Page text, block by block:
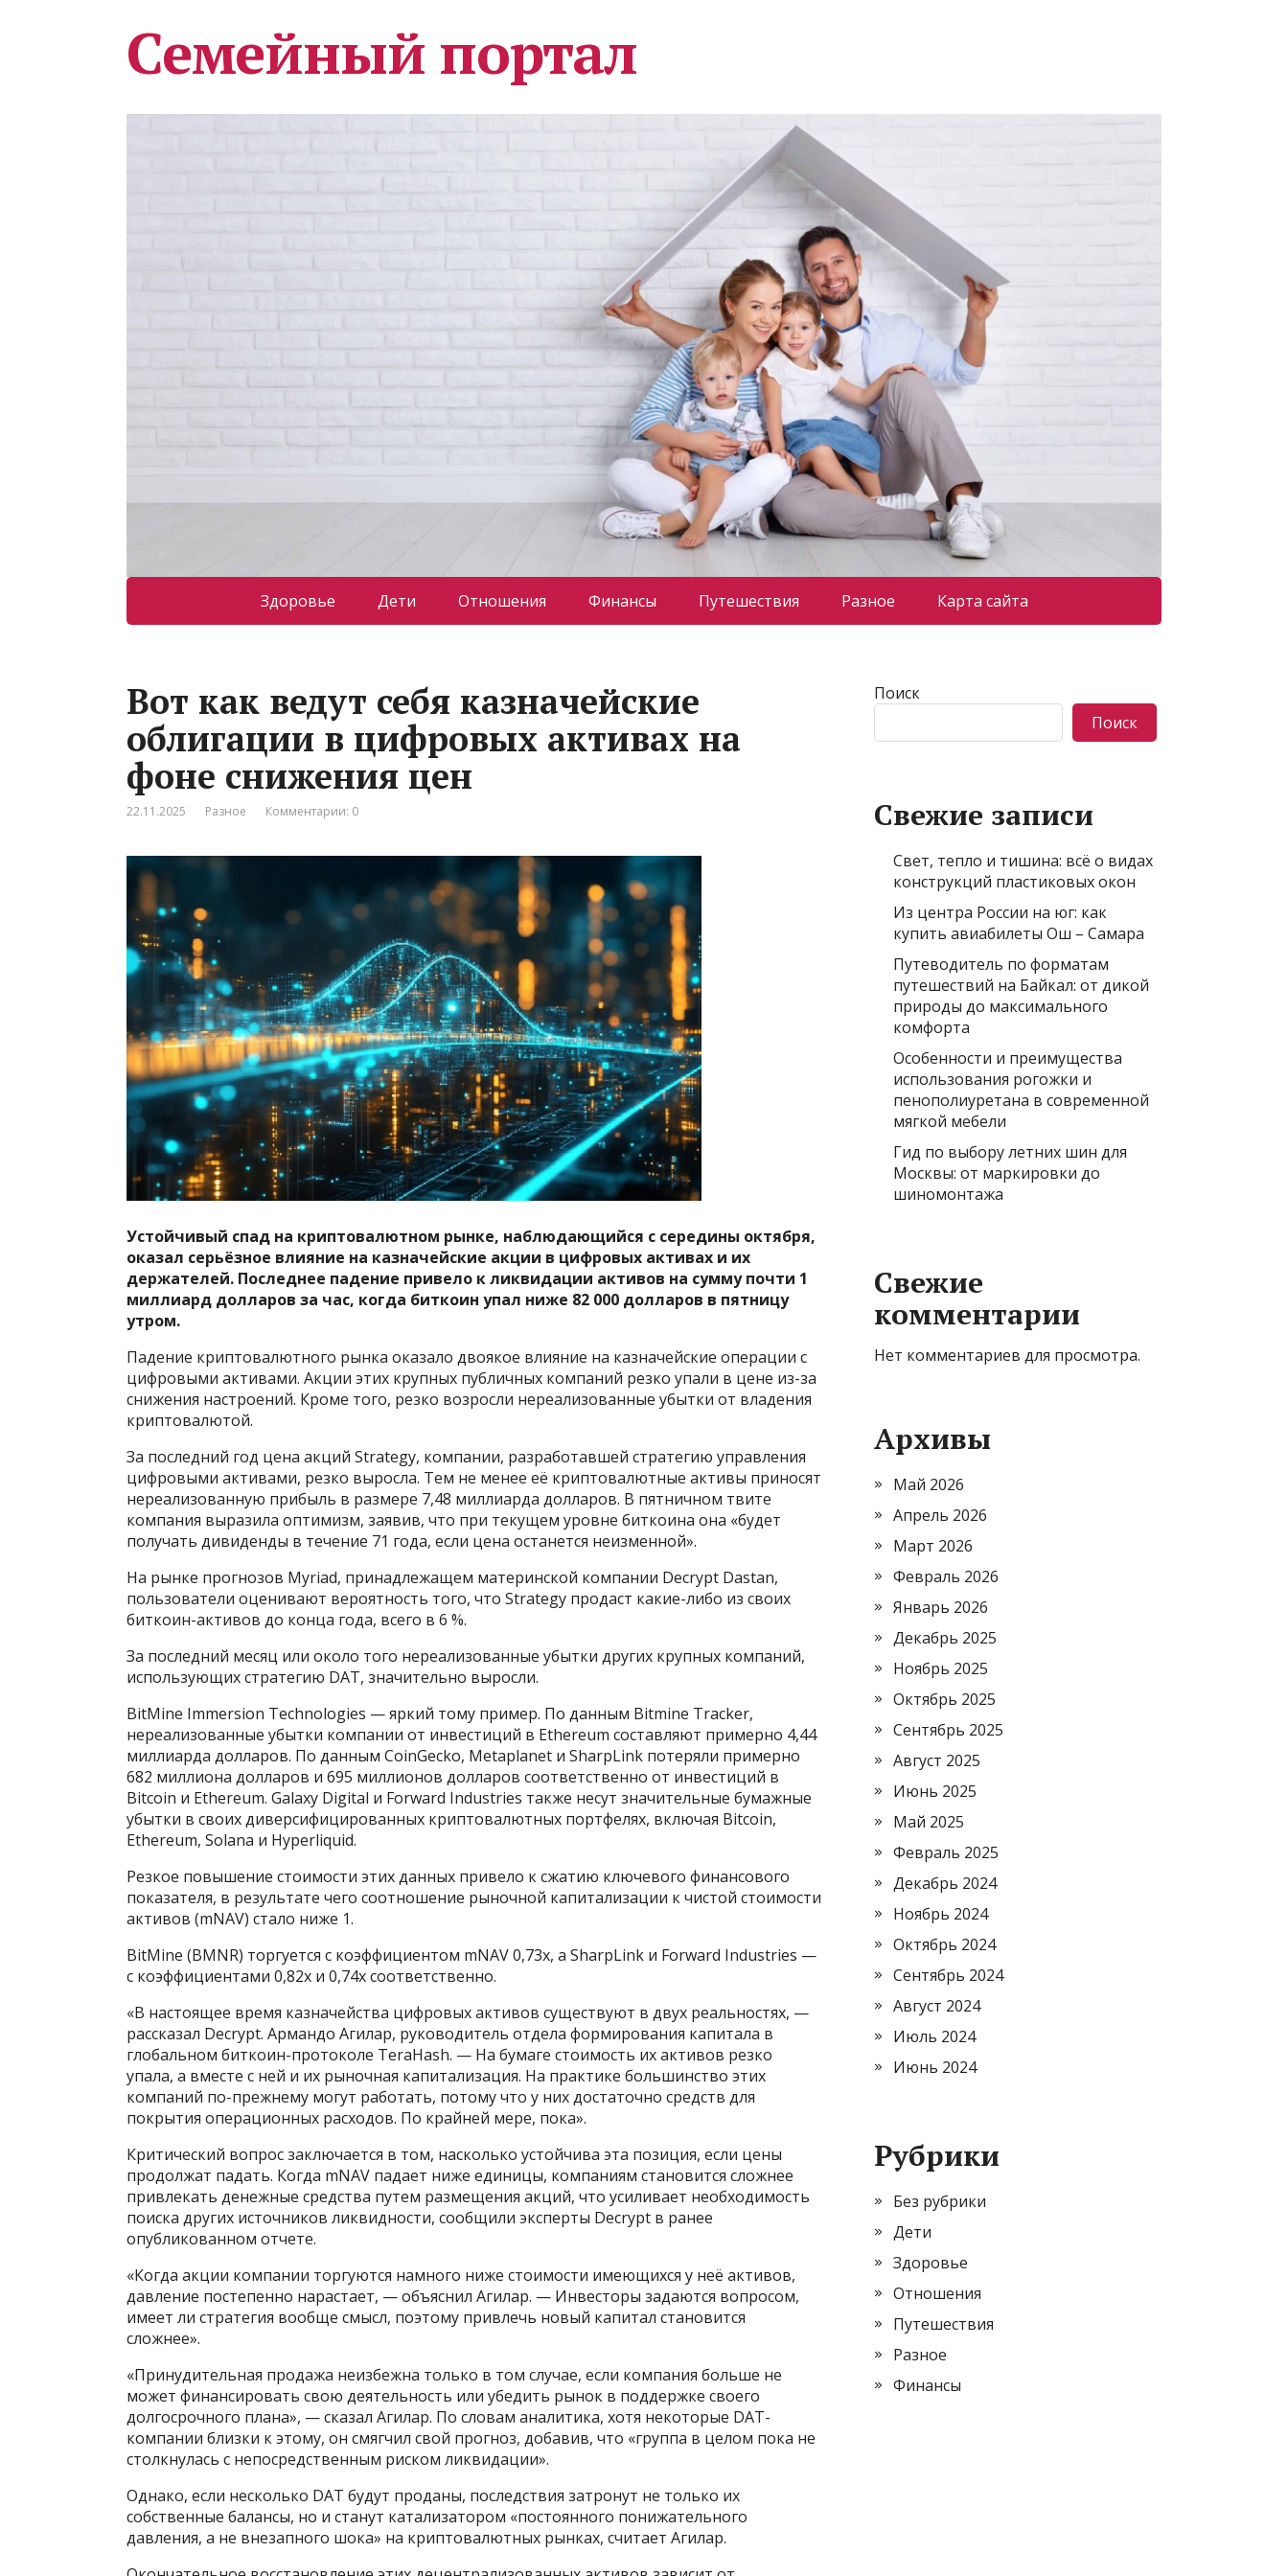
Семейный портал
Здоровье Дети Отношения Финансы Путешествия Разное Карта сайта
Вот как ведут себя казначейские
облигации в цифровых активах на
фоне снижения цен
22.11.2025 Разное Комментарии: 0
Устойчивый спад на криптовалютном рынке, наблюдающийся с середины октября,
оказал серьёзное влияние на казначейские акции в цифровых активах и их
держателей. Последнее падение привело к ликвидации активов на сумму почти 1
миллиард долларов за час, когда биткоин упал ниже 82 000 долларов в пятницу
утром.
Падение криптовалютного рынка оказало двоякое влияние на казначейские операции с
цифровыми активами. Акции этих крупных публичных компаний резко упали в цене из-за
снижения настроений. Кроме того, резко возросли нереализованные убытки от владения
криптовалютой.
За последний год цена акций Strategy, компании, разработавшей стратегию управления
цифровыми активами, резко выросла. Тем не менее её криптовалютные активы приносят
нереализованную прибыль в размере 7,48 миллиарда долларов. В пятничном твите
компания выразила оптимизм, заявив, что при текущем уровне биткоина она «будет
получать дивиденды в течение 71 года, если цена останется неизменной».
На рынке прогнозов Myriad, принадлежащем материнской компании Decrypt Dastan,
пользователи оценивают вероятность того, что Strategy продаст какие-либо из своих
биткоин-активов до конца года, всего в 6 %.
За последний месяц или около того нереализованные убытки других крупных компаний,
использующих стратегию DAT, значительно выросли.
BitMine Immersion Technologies — яркий тому пример. По данным Bitmine Tracker,
нереализованные убытки компании от инвестиций в Ethereum составляют примерно 4,44
миллиарда долларов. По данным CoinGecko, Metaplanet и SharpLink потеряли примерно
682 миллиона долларов и 695 миллионов долларов соответственно от инвестиций в
Bitcoin и Ethereum. Galaxy Digital и Forward Industries также несут значительные бумажные
убытки в своих диверсифицированных криптовалютных портфелях, включая Bitcoin,
Ethereum, Solana и Hyperliquid.
Резкое повышение стоимости этих данных привело к сжатию ключевого финансового
показателя, в результате чего соотношение рыночной капитализации к чистой стоимости
активов (mNAV) стало ниже 1.
BitMine (BMNR) торгуется с коэффициентом mNAV 0,73x, а SharpLink и Forward Industries —
с коэффициентами 0,82x и 0,74x соответственно.
«В настоящее время казначейства цифровых активов существуют в двух реальностях, —
рассказал Decrypt. Армандо Агилар, руководитель отдела формирования капитала в
глобальном биткоин-протоколе TeraHash. — На бумаге стоимость их активов резко
упала, а вместе с ней и их рыночная капитализация. На практике большинство этих
компаний по-прежнему могут работать, потому что у них достаточно средств для
покрытия операционных расходов. По крайней мере, пока».
Критический вопрос заключается в том, насколько устойчива эта позиция, если цены
продолжат падать. Когда mNAV падает ниже единицы, компаниям становится сложнее
привлекать денежные средства путем размещения акций, что усиливает необходимость
поиска других источников ликвидности, сообщили эксперты Decrypt в ранее
опубликованном отчете.
«Когда акции компании торгуются намного ниже стоимости имеющихся у неё активов,
давление постепенно нарастает, — объяснил Агилар. — Инвесторы задаются вопросом,
имеет ли стратегия вообще смысл, поэтому привлечь новый капитал становится
сложнее».
«Принудительная продажа неизбежна только в том случае, если компания больше не
может финансировать свою деятельность или убедить рынок в поддержке своего
долгосрочного плана», — сказал Агилар. По словам аналитика, хотя некоторые DAT-
компании близки к этому, он смягчил свой прогноз, добавив, что «группа в целом пока не
столкнулась с непосредственным риском ликвидации».
Однако, если несколько DAT будут проданы, последствия затронут не только их
собственные балансы, но и станут катализатором «постоянного понижательного
давления, а не внезапного шока» на криптовалютных рынках, считает Агилар.
Поиск
Поиск
Свежие записи
Свет, тепло и тишина: всё о видах
конструкций пластиковых окон
Из центра России на юг: как
купить авиабилеты Ош – Самара
Путеводитель по форматам
путешествий на Байкал: от дикой
природы до максимального
комфорта
Особенности и преимущества
использования рогожки и
пенополиуретана в современной
мягкой мебели
Гид по выбору летних шин для
Москвы: от маркировки до
шиномонтажа
Свежие
комментарии
Нет комментариев для просмотра.
Архивы
Май 2026
Апрель 2026
Март 2026
Февраль 2026
Январь 2026
Декабрь 2025
Ноябрь 2025
Октябрь 2025
Сентябрь 2025
Август 2025
Июнь 2025
Май 2025
Февраль 2025
Декабрь 2024
Ноябрь 2024
Октябрь 2024
Сентябрь 2024
Август 2024
Июль 2024
Июнь 2024
Рубрики
Без рубрики
Дети
Здоровье
Отношения
Путешествия
Разное
Финансы